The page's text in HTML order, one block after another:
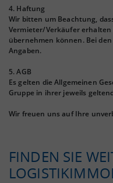
4. Haftung
Wir bitten um Beachtung,
Vermieter/Verkäufer
übernehmen können. Bei
Angaben.
5. AGB
Es gelten die Allgemeinen
Gruppe in ihrer jeweils
Wir freuen uns auf Ihre
FINDEN SIE